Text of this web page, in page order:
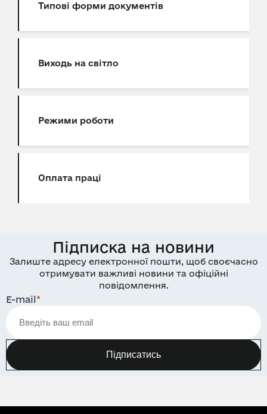
Типові форми документів
Виходь на світло
Режими роботи
Оплата праці
Підписка на новини
Залиште адресу електронної пошти, щоб своєчасно
отримувати важливі новини та офіційні
повідомлення.
E-mail*
Підписатись